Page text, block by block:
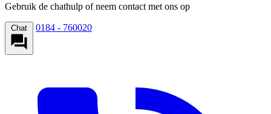
Gebruik de chathulp of neem contact met ons op
Chat 0184 - 760020